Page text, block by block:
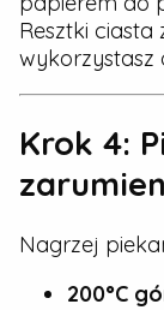
Resztki ciasta
wykorzystasz
Krok 4:
Nagrzej
200°C